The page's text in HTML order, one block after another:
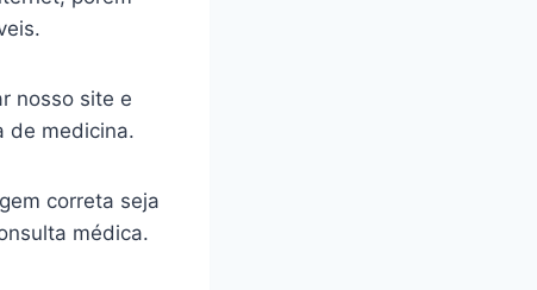
nosso site e
de medicina.
correta seja
médica.